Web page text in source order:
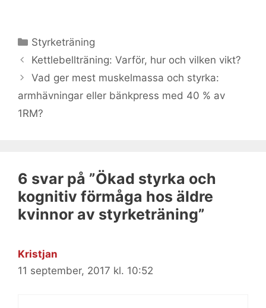
Kategorier
Styrketräning
Kettlebellträning: Varför, hur och vilken vikt?
Vad ger mest muskelmassa och styrka:
armhävningar eller bänkpress med 40 % av
1RM?
6 svar på ”Ökad styrka och
kognitiv förmåga hos äldre
kvinnor av styrketräning”
Kristjan
11 september, 2017 kl. 10:52